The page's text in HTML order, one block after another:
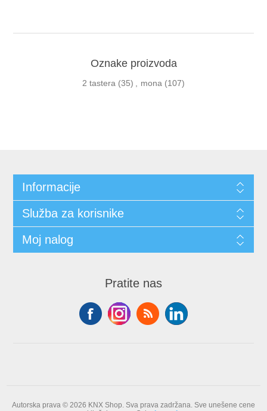
Oznake proizvoda
2 tastera (35) mona (107)
Informacije
Služba za korisnike
Moj nalog
Pratite nas
Autorska prava © 2026 KNX Shop. Sva prava zadržana. Sve unešene cene